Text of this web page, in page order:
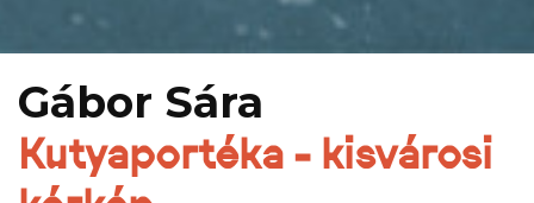
Gábor Sára
Kutyaportéka - kisvárosi